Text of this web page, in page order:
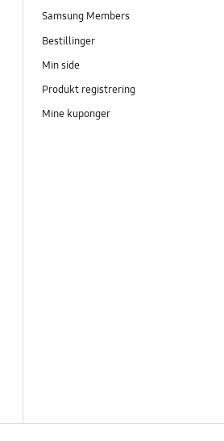
Samsung Members
Bestillinger
Min side
Produkt registrering
Mine kuponger